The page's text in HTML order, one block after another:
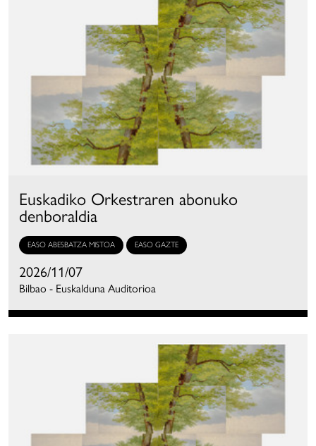
Euskadiko Orkestraren abonuko
denboraldia
EASO ABESBATZA MISTOA EASO GAZTE
2026/11/07
Bilbao - Euskalduna Auditorioa